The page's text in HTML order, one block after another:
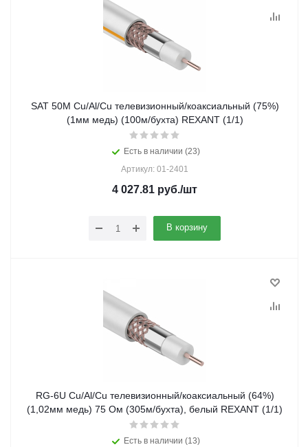
SAT 50M Cu/Al/Cu телевизионный/коаксиальный (75%)
(1мм медь) (100м/бухта) REXANT (1/1)
Есть в наличии (23)
Артикул: 01-2401
4 027.81 руб./шт
В корзину
RG-6U Cu/Al/Cu телевизионный/коаксиальный (64%)
(1,02мм медь) 75 Ом (305м/бухта), белый REXANT (1/1)
Есть в наличии (13)